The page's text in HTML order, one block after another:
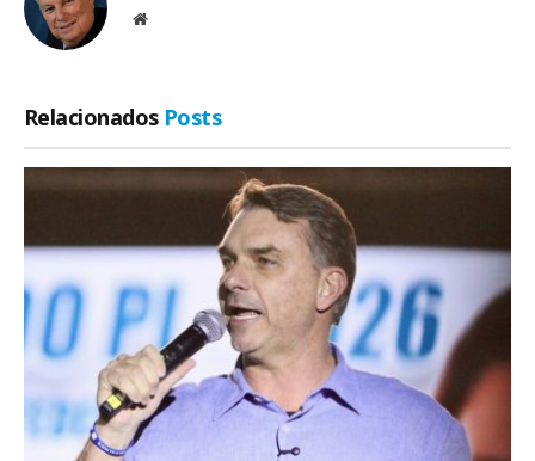
Site
Relacionados Posts